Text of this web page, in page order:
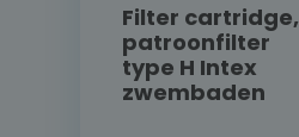
Filter cartridge,
patroonfilter
type H Intex
zwembaden